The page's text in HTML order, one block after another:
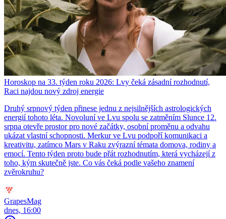
Horoskop na 33. týden roku 2026: Lvy čeká zásadní rozhodnutí,
Raci najdou nový zdroj energie
Druhý srpnový týden přinese jednu z nejsilnějších astrologických
energií tohoto léta. Novoluní ve Lvu spolu se zatměním Slunce 12.
srpna otevře prostor pro nové začátky, osobní proměnu a odvahu
ukázat vlastní schopnosti. Merkur ve Lvu podpoří komunikaci a
kreativitu, zatímco Mars v Raku zvýrazní témata domova, rodiny a
emocí. Tento týden proto bude přát rozhodnutím, která vycházejí z
toho, kým skutečně jste. Co vás čeká podle vašeho znamení
zvěrokruhu?
GrapesMag
dnes, 16:00